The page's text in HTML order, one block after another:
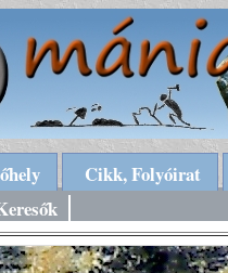
Cikk, Folyóirat